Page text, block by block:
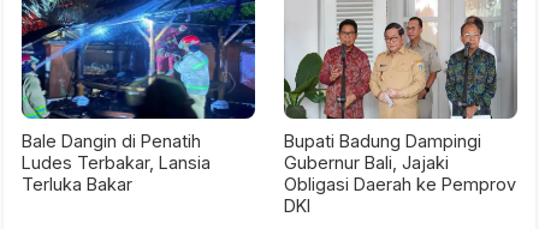
Bale Dangin di Penatih
Ludes Terbakar, Lansia
Terluka Bakar
Bupati Badung Dampingi
Gubernur Bali, Jajaki
Obligasi Daerah ke Pemprov
DKI